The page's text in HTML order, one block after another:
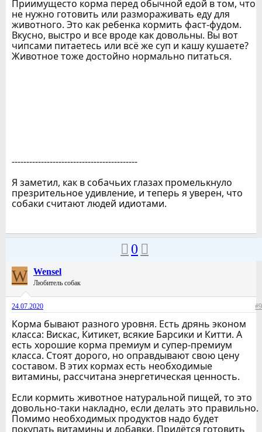
Приимущесто корма перед обычной едой в том, что
не нужно готовить или размораживать еду для
животного. Это как ребенка кормить фаст-фудом.
Вкусно, выстро и все вроде как довольны. Вы вот
чипсами питаетесь или всё же суп и кашу кушаете?
Животное тоже достойно нормально питаться.
-------------------------------------------
Я заметил, как в собачьих глазах промелькнуло
презрительное удивление, и теперь я уверен, что
собаки считают людей идиотами.
0
W Wensel
Любитель собак
24.07.2020 #9
Корма бывают разного уровня. Есть дрянь эконом
класса: Вискас, Китикет, всякие Барсики и Китти. А
есть хорошие корма премиум и супер-премиум
класса. Стоят дорого, но оправдывают свою цену
составом. В этих кормах есть необходимые
витамины, рассчитана энергетическая ценность.
Если кормить животное натуральной пищей, то это
довольно-таки накладно, если делать это правильно.
Помимо необходимых продуктов надо будет
покупать витамины и добавки. Придётся готовить